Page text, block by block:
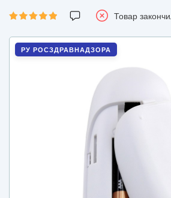
Контакты
Товар
РУ РОСЗДРАВНАДЗОРА